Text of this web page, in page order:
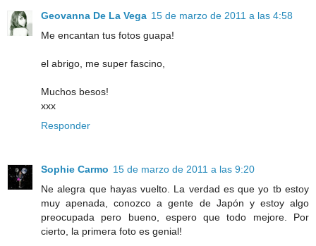
Geovanna De La Vega 15 de marzo de 2011 a las 4:58
Me encantan tus fotos guapa!
el abrigo, me super fascino,
Muchos besos!
xxx
Responder
Sophie Carmo 15 de marzo de 2011 a las 9:20
Ne alegra que hayas vuelto. La verdad es que yo tb estoy
muy apenada, conozco a gente de Japón y estoy algo
preocupada pero bueno, espero que todo mejore. Por
cierto, la primera foto es genial!